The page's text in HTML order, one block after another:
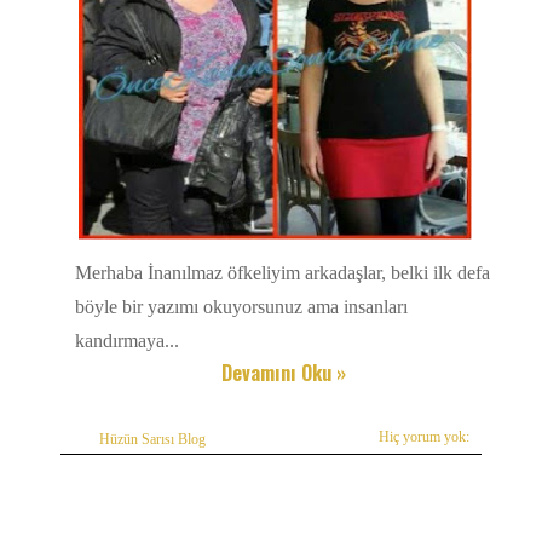
Merhaba İnanılmaz öfkeliyim arkadaşlar, belki ilk defa
böyle bir yazımı okuyorsunuz ama insanları
kandırmaya...
Devamını Oku »
Hüzün Sarısı Blog Hiç yorum yok: